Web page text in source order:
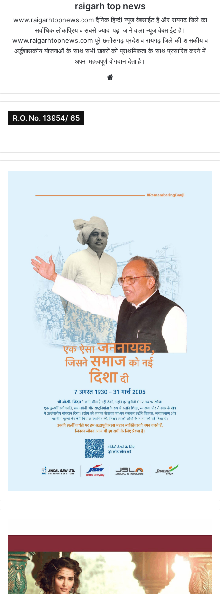
raigarh top news
www.raigarhtopnews.com दैनिक हिन्दी न्यूज वेबसाईट है और रायगढ़ जिले का
सर्वाधिक लोकप्रिय व सबसे ज्यादा पढ़ा जाने वाला न्यूज वेबसाईट है।
www.raigarhtopnews.com पूरे छत्तीसगढ़ प्रदेश व रायगढ़ जिले की शासकीय व
अर्द्धशासकीय योजनाओं के साथ सभी खबरों को प्राथमिकता के साथ प्रसारित करने में
अपना महत्वपूर्ण योगदान देता है।
R.O. No. 13954/ 65